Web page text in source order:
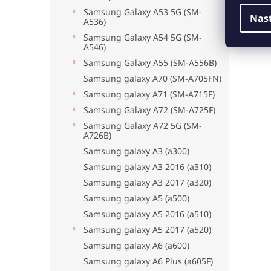
Samsung Galaxy A53 5G (SM-
A536)
Samsung Galaxy A54 5G (SM-
A546)
Samsung Galaxy A55 (SM-A556B)
Samsung galaxy A70 (SM-A705FN)
Samsung galaxy A71 (SM-A715F)
Samsung Galaxy A72 (SM-A725F)
Samsung Galaxy A72 5G (SM-
A726B)
Samsung galaxy A3 (a300)
Samsung galaxy A3 2016 (a310)
Samsung galaxy A3 2017 (a320)
Samsung galaxy A5 (a500)
Samsung galaxy A5 2016 (a510)
Samsung galaxy A5 2017 (a520)
Samsung galaxy A6 (a600)
Samsung galaxy A6 Plus (a605F)